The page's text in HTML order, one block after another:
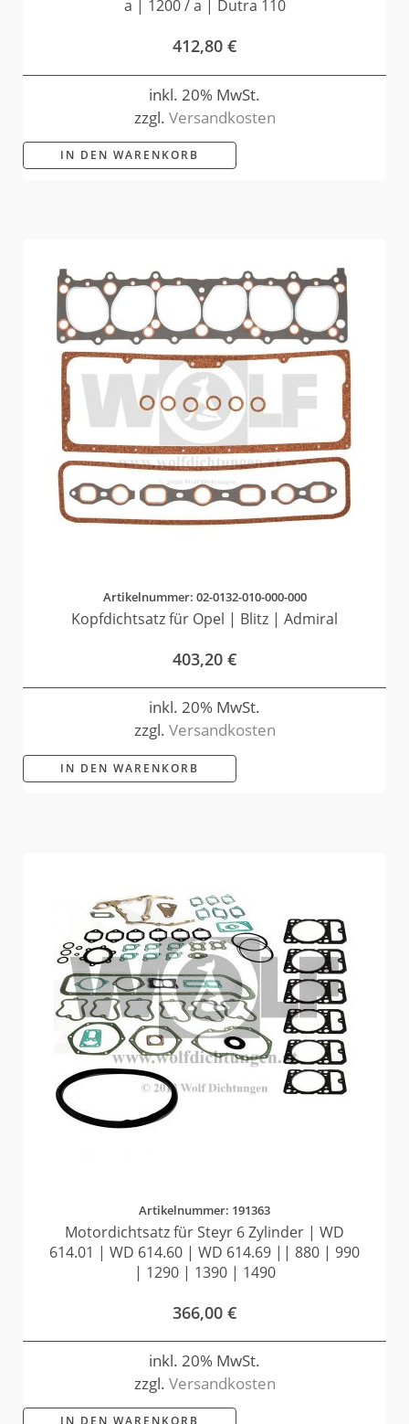
a | 1200 / a | Dutra 110
412,80 €
inkl. 20% MwSt.
zzgl. Versandkosten
IN DEN WARENKORB
Artikelnummer: 02-0132-010-000-000
Kopfdichtsatz für Opel | Blitz | Admiral
403,20 €
inkl. 20% MwSt.
zzgl. Versandkosten
IN DEN WARENKORB
Artikelnummer: 191363
Motordichtsatz für Steyr 6 Zylinder | WD
614.01 | WD 614.60 | WD 614.69 || 880 | 990
| 1290 | 1390 | 1490
366,00 €
inkl. 20% MwSt.
zzgl. Versandkosten